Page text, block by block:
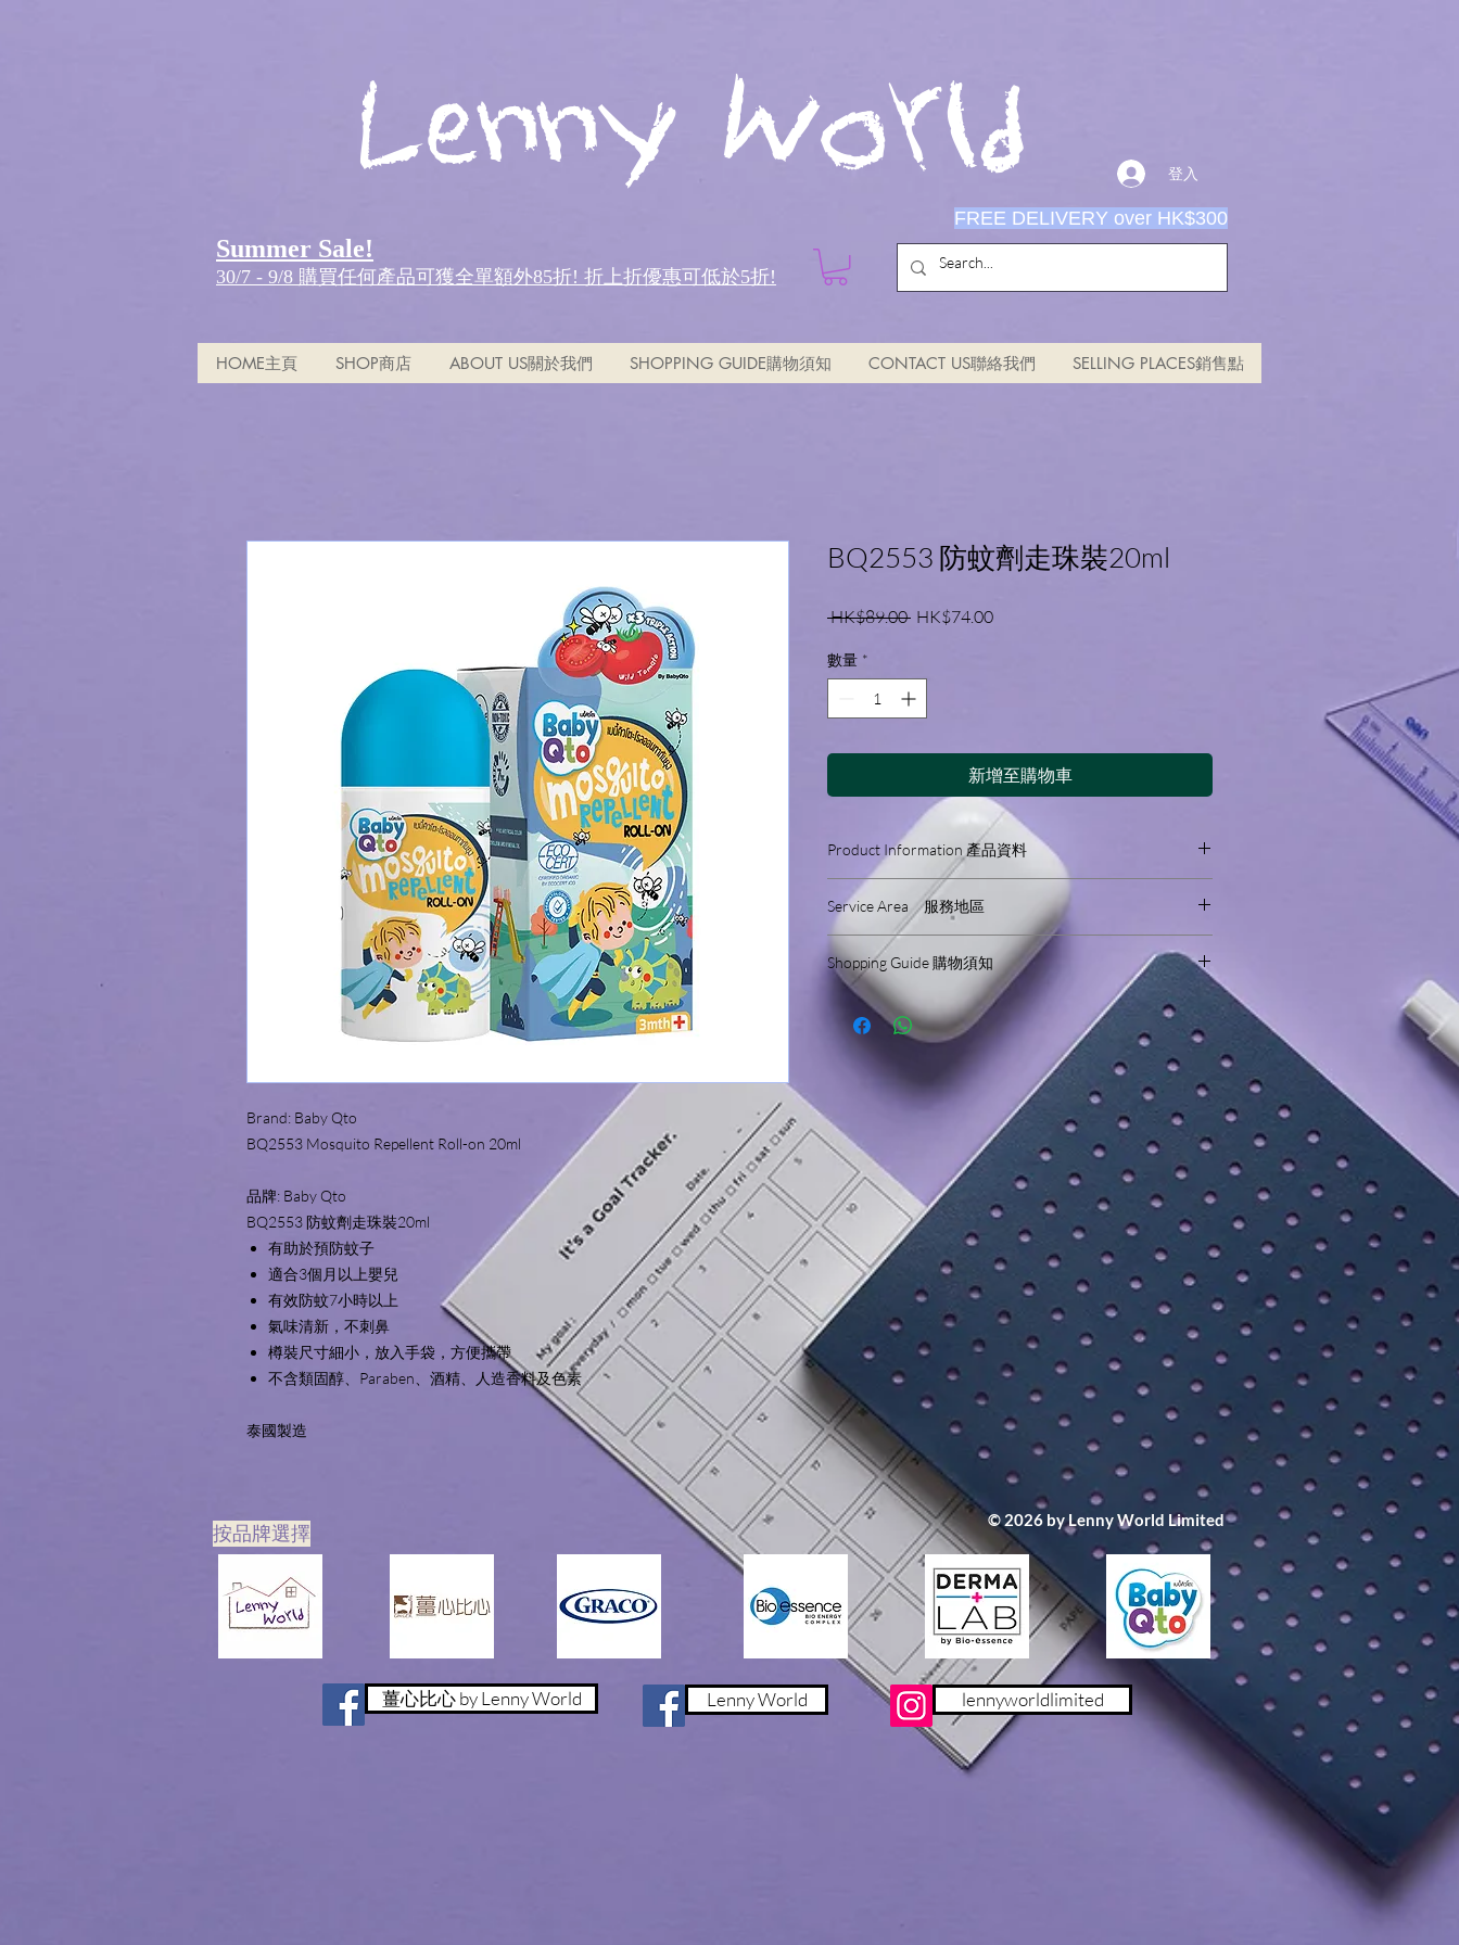
Lenny World 登入
FREE DELIVERY over HK$300
Summer Sale!
30/7 - 9/8 購買任何產品可獲全單額外85折! 折上折優惠可低於5折!
HOME主頁 SHOP商店 ABOUT US關於我們 SHOPPING GUIDE購物須知 CONTACT US聯絡我們 SELLING PLACES銷售點
Brand: Baby Qto
BQ2553 Mosquito Repellent Roll-on 20ml
品牌: Baby Qto
BQ2553 防蚊劑走珠裝20ml
有助於預防蚊子
適合3個月以上嬰兒
有效防蚊7小時以上
氣味清新，不刺鼻
樽裝尺寸細小，放入手袋，方便攜帶
不含類固醇、Paraben、酒精、人造香料及色素
泰國製造
BQ2553 防蚊劑走珠裝20ml
HK$89.00 一HK$74.00促
數量 *
新增至購物車
Product Information 產品資料
產品介紹:
主要有效成份（活性成份,取得有機認證）:
野生番茄萃取物 2% w/w
香茅油 5% w/w
大豆油 2% w/w
主要物質中的成份均為精選天然萃取物。不含化學物質
不含類固醇及取得有機級物質認證
(Certified Organic by
ECOCERT)
劑量和使用方式:
使用滾珠向上或螺旋塗抹在皮膚或衣物上。
塗抹在手臂、腿和頸部位置，可以最大限度地防止蚊
蟲叮咬。
驅蚊走珠應在沐浴和清潔身體後立即使用，防止汗水
和污垢降低效率。
注意事項和警告：
驅蚊走珠含有大豆油成分。患有 G6PD的兒童應避免
使用。
對大豆萃取物有過敏反應避免使用。
從衛生方面出發，每人應獨立使用一瓶，避免共用，
以減少污染的機會，亦減少皮膚上的微生物交叉感染
的機會。
僅限外用，避開眼部區域和敏感肌膚。
開封並接觸皮膚後，不建議使用超過
12個月。
泰國製造
泰國FDA編號/收據編號: 1007/5330
保存期限：詳見包裝。含量：20 毫升
Service Area 服務地區
We only sell and ship products to Hong Kong and Macau.
We will not make deliveries outside of these territories.
服務範圍只限於香港特別行政區及澳門特別行政區境內。
Shopping Guide 購物須知
Please read the shopping guide before checking out.
結賬前請細閱並了解購物須知。
​按品牌選擇
薑心比心 by Lenny World Lenny World
© 2026 by Lenny World Limited
lennyworldlimited